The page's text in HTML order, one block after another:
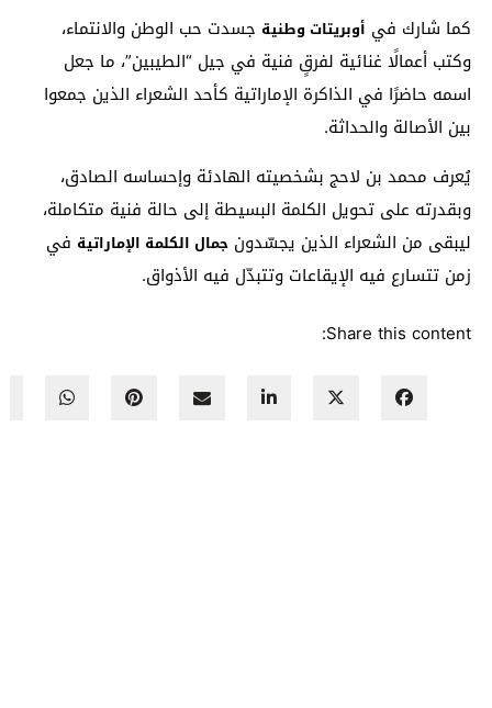
كما شارك في أوبريتات وطنية جسدت حب الوطن والانتماء،
وكتب أعمالًا غنائية لفرقٍ فنية في جيل “الطيبين”، ما جعل
اسمه حاضرًا في الذاكرة الإماراتية كأحد الشعراء الذين جمعوا
بين الأصالة والحداثة.
يُعرف محمد بن لاحج بشخصيته الهادئة وإحساسه الصادق،
وبقدرته على تحويل الكلمة البسيطة إلى حالة فنية متكاملة،
ليبقى من الشعراء الذين يجسّدون جمال الكلمة الإماراتية في
زمن تتسارع فيه الإيقاعات وتتبدّل فيه الأذواق.
Share this content: